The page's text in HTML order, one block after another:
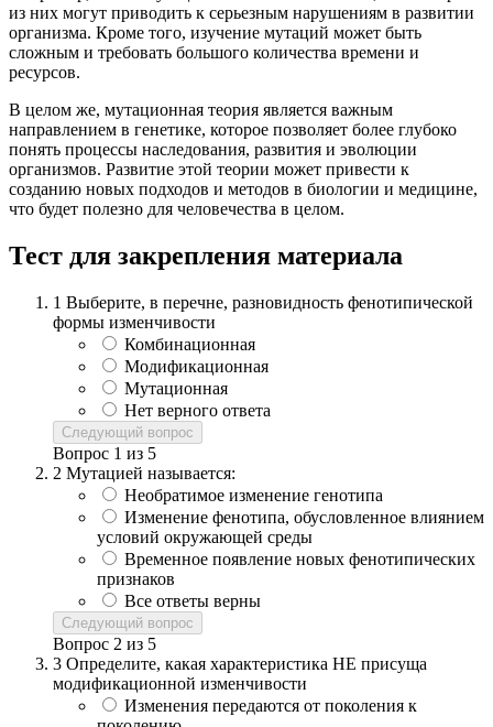
из них могут приводить к серьезным нарушениям в развитии
организма. Кроме того, изучение мутаций может быть
сложным и требовать большого количества времени и
ресурсов.
В целом же, мутационная теория является важным
направлением в генетике, которое позволяет более глубоко
понять процессы наследования, развития и эволюции
организмов. Развитие этой теории может привести к
созданию новых подходов и методов в биологии и медицине,
что будет полезно для человечества в целом.
Тест для закрепления материала
1 Выберите, в перечне, разновидность фенотипической
формы изменчивости
Комбинационная
Модификационная
Мутационная
Нет верного ответа
Следующий вопрос
Вопрос 1 из 5
2 Мутацией называется:
Необратимое изменение генотипа
Изменение фенотипа, обусловленное влиянием
условий окружающей среды
Временное появление новых фенотипических
признаков
Все ответы верны
Следующий вопрос
Вопрос 2 из 5
3 Определите, какая характеристика НЕ присуща
модификационной изменчивости
Изменения передаются от поколения к